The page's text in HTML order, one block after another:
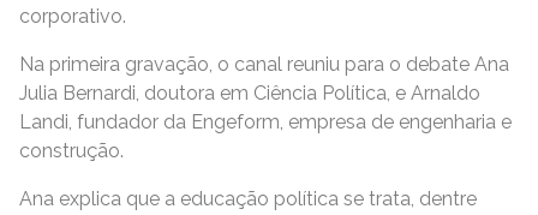
corporativo.
Na primeira gravação, o canal reuniu para o debate Ana
Julia Bernardi, doutora em Ciência Política, e Arnaldo
Landi, fundador da Engeform, empresa de engenharia e
construção.
Ana explica que a educação política se trata, dentre